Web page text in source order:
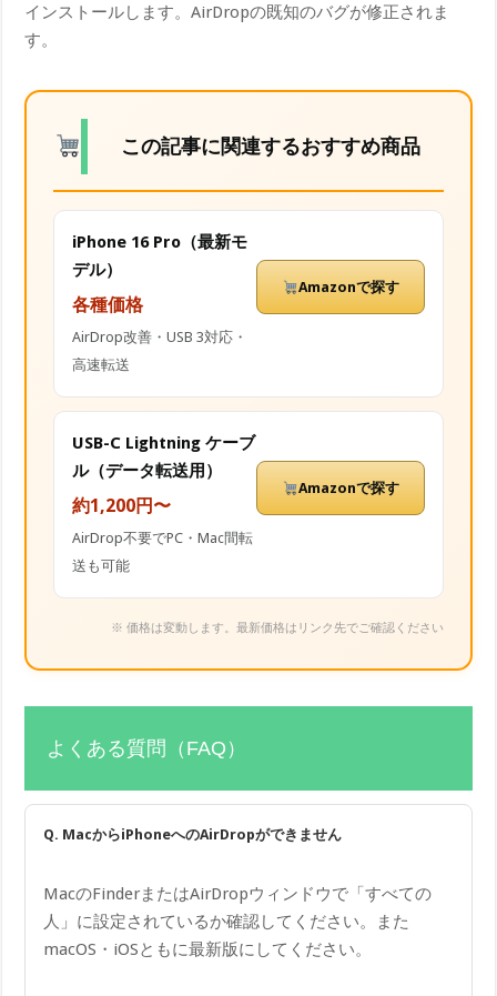
インストールします。AirDropの既知のバグが修正されま
す。
この記事に関連するおすすめ商品
iPhone 16 Pro（最新モ
デル）
各種価格
AirDrop改善・USB 3対応・
高速転送
Amazonで探す
USB-C Lightning ケーブ
ル（データ転送用）
約1,200円〜
AirDrop不要でPC・Mac間転
送も可能
Amazonで探す
※ 価格は変動します。最新価格はリンク先でご確認ください
よくある質問（FAQ）
Q. MacからiPhoneへのAirDropができません
MacのFinderまたはAirDropウィンドウで「すべての
人」に設定されているか確認してください。また
macOS・iOSともに最新版にしてください。